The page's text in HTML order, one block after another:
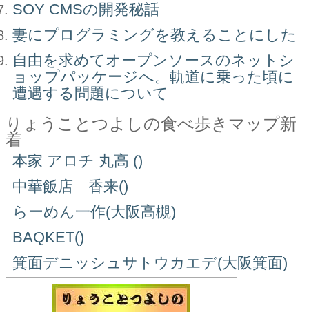
SOY CMSの開発秘話
妻にプログラミングを教えることにした
自由を求めてオープンソースのネットシ
ョップパッケージへ。軌道に乗った頃に
遭遇する問題について
りょうことつよしの食べ歩きマップ新
着
本家 アロチ 丸高 ()
中華飯店 香来()
らーめん一作(大阪高槻)
BAQKET()
箕面デニッシュサトウカエデ(大阪箕面)